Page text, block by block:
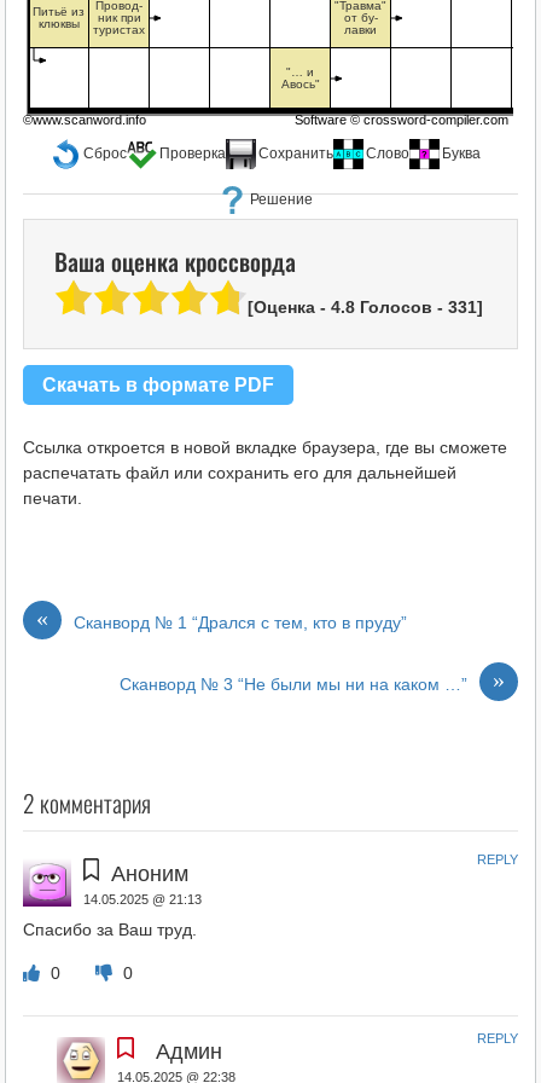
Сброс Проверка Сохранить Слово Буква
Решение
Питьё из
клюквы
Провод-
ник при
туристах
"Травма"
от бу-
лавки
"… и
Авось"
©www.scanword.info Software ©crossword-compiler.com
Ваша оценка кроссворда
[Оценка - 4.8Голосов - 331]
Скачать в формате PDF
Ссылка откроется в новой вкладке браузера, где вы сможете
распечатать файл или сохранить его для дальнейшей
печати.
« Сканворд № 1 “Дрался с тем, кто в пруду”
»
Сканворд № 3 “Не были мы ни на каком …”
2 комментария
Аноним
14.05.2025 @ 21:13
Спасибо за Ваш труд.
0 0
REPLY
Админ
14.05.2025 @ 22:38
REPLY